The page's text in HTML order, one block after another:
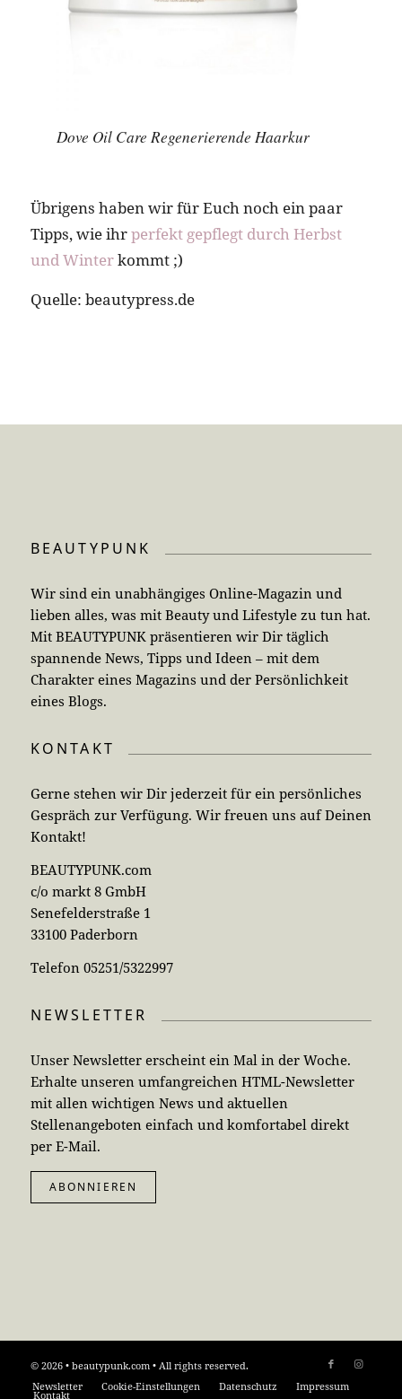
Dove Oil Care Regenerierende Haarkur
Übrigens haben wir für Euch noch ein paar
Tipps, wie ihrperfekt gepflegt durch Herbst
und Winterkommt ;)
Quelle: beautypress.de
BEAUTYPUNK
Wir sind ein unabhängiges Online-Magazin und
lieben alles, was mit Beauty und Lifestyle zu tun hat.
Mit BEAUTYPUNK präsentieren wir Dir täglich
spannende News, Tipps und Ideen – mit dem
Charakter eines Magazins und der Persönlichkeit
eines Blogs.
KONTAKT
Gerne stehen wir Dir jederzeit für ein persönliches
Gespräch zur Verfügung. Wir freuen uns auf Deinen
Kontakt!
BEAUTYPUNK.com
c/o markt 8 GmbH
Senefelderstraße 1
33100 Paderborn
Telefon 05251/5322997
NEWSLETTER
Unser Newsletter erscheint ein Mal in der Woche.
Erhalte unseren umfangreichen HTML-Newsletter
mit allen wichtigen News und aktuellen
Stellenangeboten einfach und komfortabel direkt
per E-Mail.
ABONNIEREN
© 2026 • beautypunk.com • All rights reserved.
Newsletter
Cookie-Einstellungen Datenschutz Impressum
Kontakt